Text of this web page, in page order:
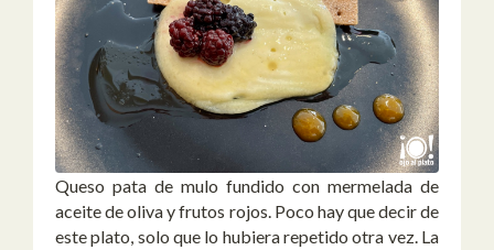
Queso pata de mulo fundido con mermelada de
aceite de oliva y frutos rojos. Poco hay que decir de
este plato, solo que lo hubiera repetido otra vez. La